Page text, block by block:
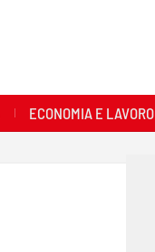
ECONOMIA E LAVORO